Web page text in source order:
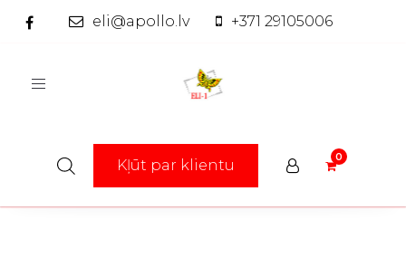
eli@apollo.lv +371 29105006
Toggle
Kļūt par klientu